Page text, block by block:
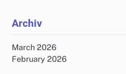
Archiv
March 2026
February 2026